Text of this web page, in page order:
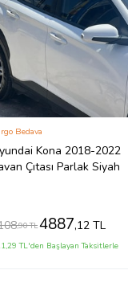
Kona 2018-2022
Çıtası Parlak Siyah
Bedava
,90 TL4887,12 TL
TL'den Başlayan Taksitlerle